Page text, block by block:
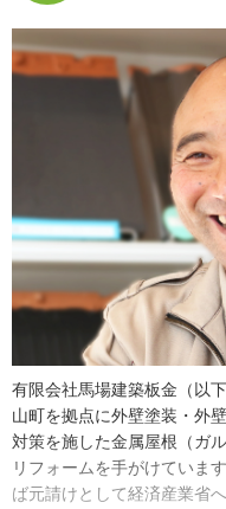
有限会社馬場建築板金（以
山町を拠点に外壁塗装・外
対策を施した金属屋根（ガ
リフォームを手がけていま
ば元請けとして経済産業省